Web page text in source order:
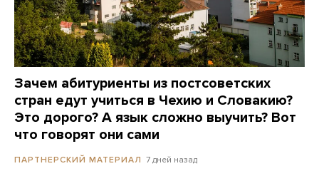
Зачем абитуриенты из постсоветских
стран едут учиться в Чехию и Словакию?
Это дорого? А язык сложно выучить? Вот
что говорят они сами
ПАРТНЕРСКИЙ МАТЕРИАЛ 7 дней назад